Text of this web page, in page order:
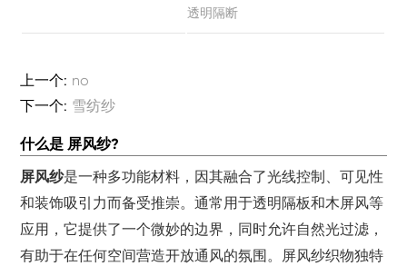
透明隔断
上一个: no
下一个: 雪纺纱
什么是 屏风纱?
屏风纱是一种多功能材料，因其融合了光线控制、可见性
和装饰吸引力而备受推崇。通常用于透明隔板和木屏风等
应用，它提供了一个微妙的边界，同时允许自然光过滤，
有助于在任何空间营造开放通风的氛围。屏风纱织物独特